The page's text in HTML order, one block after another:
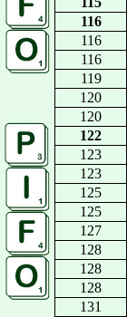
116
116
116
119
120
120
122
123
123
125
125
127
128
128
128
131